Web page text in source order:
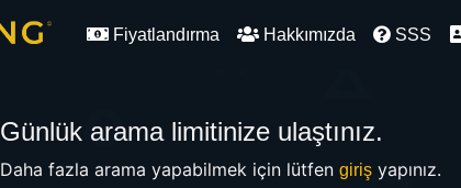
Fiyatlandırma Hakkımızda SSS
Günlük arama limitinize ulaştınız.
Daha fazla arama yapabilmek için lütfen girişyapınız.